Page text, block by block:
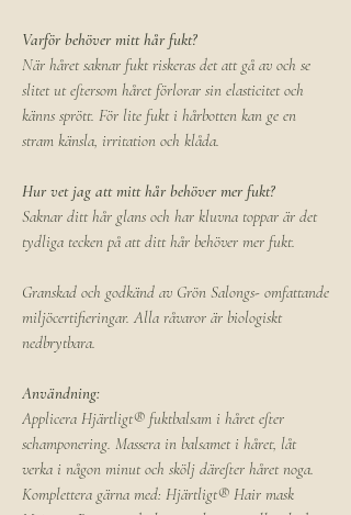
Varför behöver mitt hår fukt?
När håret saknar fukt riskeras det att gå av och se
slitet ut eftersom håret förlorar sin elasticitet och
känns sprött. För lite fukt i hårbotten kan ge en
stram känsla, irritation och klåda.
Hur vet jag att mitt hår behöver mer fukt?
Saknar ditt hår glans och har kluvna toppar är det
tydliga tecken på att ditt hår behöver mer fukt.
Granskad och godkänd av Grön Salongs- omfattande
miljöcertifieringar. Alla råvaror är biologiskt
nedbrytbara.
Användning:
Applicera Hjärtligt® fuktbalsam i håret efter
schamponering. Massera in balsamet i håret, låt
verka i någon minut och skölj därefter håret noga.
Komplettera gärna med: Hjärtligt® Hair mask